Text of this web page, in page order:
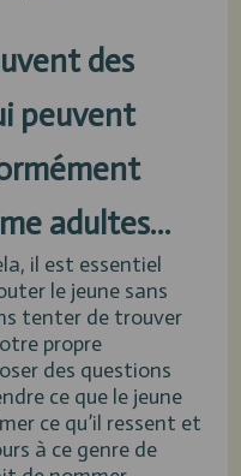
des
peuvent
adultes…
il est essentiel
le jeune sans
tenter de trouver
propre
des questions
ce que le jeune
ce qu’il ressent et
à ce genre de